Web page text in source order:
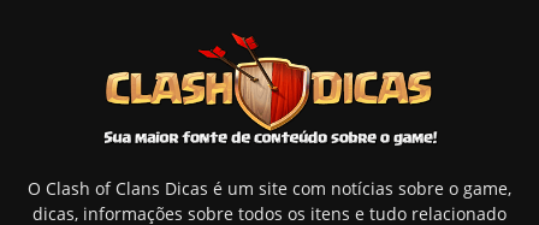
O Clash of Clans Dicas é um site com notícias sobre o game,
dicas, informações sobre todos os itens e tudo relacionado